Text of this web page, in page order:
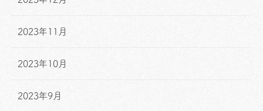
2023年11月
2023年10月
2023年9月